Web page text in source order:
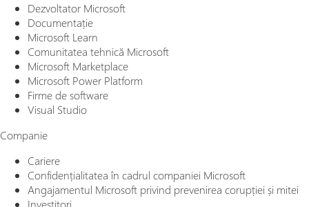
Dezvoltator Microsoft
Documentație
Microsoft Learn
Comunitatea tehnică Microsoft
Microsoft Marketplace
Microsoft Power Platform
Firme de software
Visual Studio
Companie
Cariere
Confidențialitatea în cadrul companiei Microsoft
Angajamentul Microsoft privind prevenirea corupției și mitei
Investitori